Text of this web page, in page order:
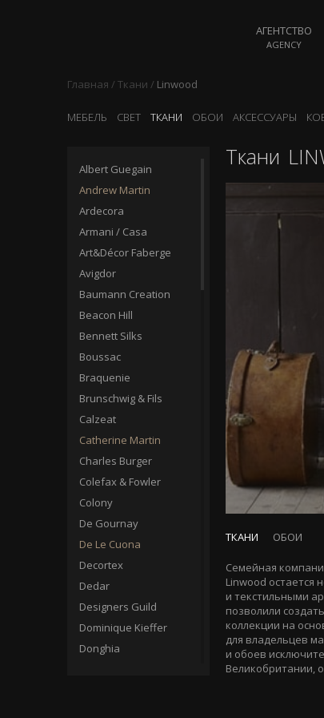
АГЕНТСТВО
AGENCY
Главная / Ткани / Linwood
МЕБЕЛЬ СВЕТ ТКАНИ ОБОИ АКСЕССУАРЫ
Albert Guegain
Andrew Martin
Ardecora
Armani / Casa
Art&Décor Faberge
Avigdor
Baumann Creation
Beacon Hill
Bennett Silks
Boussac
Braquenie
Brunschwig & Fils
Calzeat
Catherine Martin
Charles Burger
Colefax & Fowler
Colony
De Gournay
De Le Cuona
Decortex
Dedar
Designers Guild
Dominique Kieffer
Donghia
Ткани
ТКАНИ ОБОИ
Семейная
Linwood остается
и текстильными
позволили
коллекции на
для владельцев
и обоев
Великобритании,